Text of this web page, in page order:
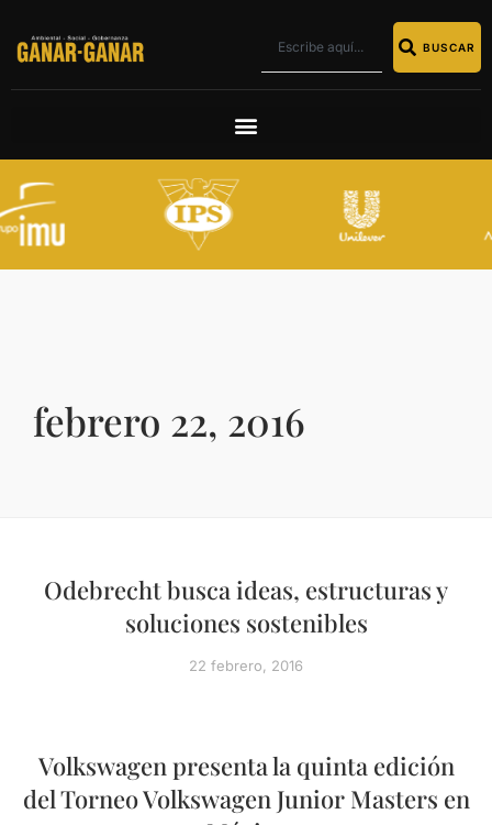
BUSCAR
febrero 22, 2016
Odebrecht busca ideas, estructuras y
soluciones sostenibles
22 febrero, 2016
Volkswagen presenta la quinta edición
del Torneo Volkswagen Junior Masters en